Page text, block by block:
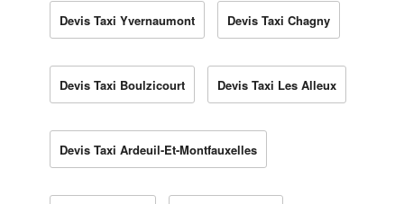
Devis Taxi Yvernaumont Devis Taxi Chagny
Devis Taxi Boulzicourt Devis Taxi Les Alleux
Devis Taxi Ardeuil-Et-Montfauxelles